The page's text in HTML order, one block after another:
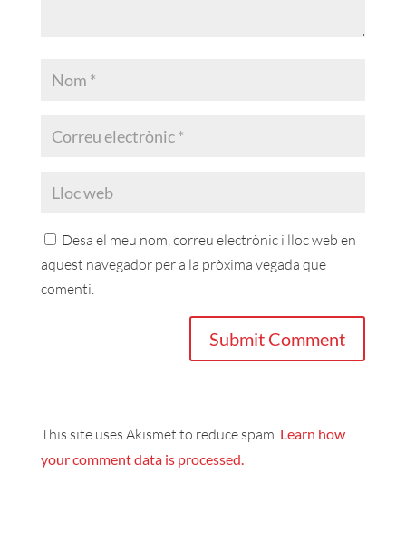
Desa el meu nom, correu electrònic i lloc web en
aquest navegador per a la pròxima vegada que
comenti.
This site uses Akismet to reduce spam. Learn how
your comment data is processed.